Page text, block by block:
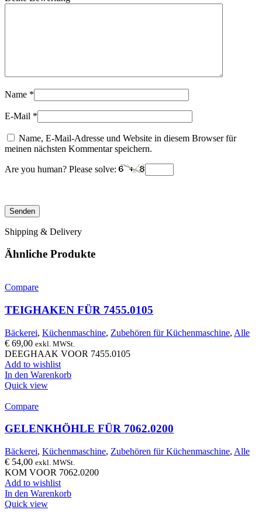
Name *
E-Mail *
Name, E-Mail-Adresse und Website in diesem Browser für
meinen nächsten Kommentar speichern.
Are you human? Please solve:
Shipping & Delivery
Ähnliche Produkte
Compare
TEIGHAKEN FÜR 7455.0105
Bäckerei, Küchenmaschine, Zubehören für Küchenmaschine, Alle
€ 69,00 exkl. MWSt.
DEEGHAAK VOOR 7455.0105
Add to wishlist
In den Warenkorb
Quick view
Compare
GELENKHÖHLE FÜR 7062.0200
Bäckerei, Küchenmaschine, Zubehören für Küchenmaschine, Alle
€ 54,00 exkl. MWSt.
KOM VOOR 7062.0200
Add to wishlist
In den Warenkorb
Quick view